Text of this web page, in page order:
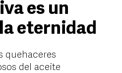
es un
eternidad
quehaceres
del aceite